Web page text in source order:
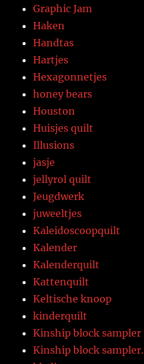
Graphic Jam
Haken
Handtas
Hartjes
Hexagonnetjes
honey bears
Houston
Huisjes quilt
Illusions
jasje
jellyrol quilt
Jeugdwerk
juweeltjes
Kaleidoscoopquilt
Kalender
Kalenderquilt
Kattenquilt
Keltische knoop
kinderquilt
Kinship block sampler
Kinship block sampler.